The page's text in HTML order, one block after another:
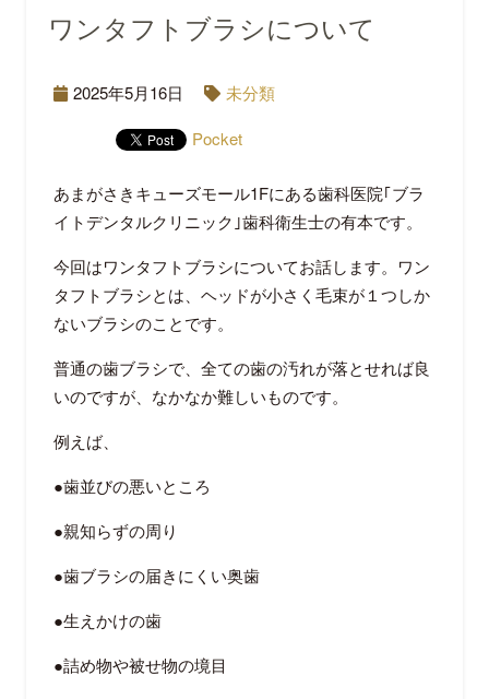
ワンタフトブラシについて
2025年5月16日
未分類
Pocket
あまがさきキューズモール1Fにある歯科医院｢ブラ
イトデンタルクリニック｣歯科衛生士の有本です。
今回はワンタフトブラシについてお話します。ワン
タフトブラシとは、ヘッドが小さく毛束が１つしか
ないブラシのことです。
普通の歯ブラシで、全ての歯の汚れが落とせれば良
いのですが、なかなか難しいものです。
例えば、
●歯並びの悪いところ
●親知らずの周り
●歯ブラシの届きにくい奥歯
●生えかけの歯
●詰め物や被せ物の境目